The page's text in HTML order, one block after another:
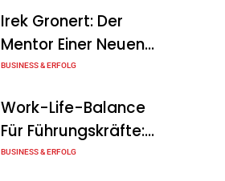
Irek Gronert: Der
Mentor Einer Neuen
Generation Von
BUSINESS & ERFOLG
Work-Life-Balance
Für Führungskräfte:
Illusion Oder Echte
BUSINESS & ERFOLG